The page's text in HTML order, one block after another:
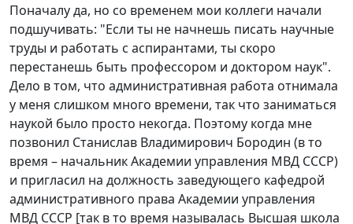
Поначалу да, но со временем мои коллеги начали
подшучивать: "Если ты не начнешь писать научные
труды и работать с аспирантами, ты скоро
перестанешь быть профессором и доктором наук".
Дело в том, что административная работа отнимала
у меня слишком много времени, так что заниматься
наукой было просто некогда. Поэтому когда мне
позвонил Станислав Владимирович Бородин (в то
время – начальник Академии управления МВД СССР)
и пригласил на должность заведующего кафедрой
административного права Академии управления
МВД СССР [так в то время называлась Высшая школа